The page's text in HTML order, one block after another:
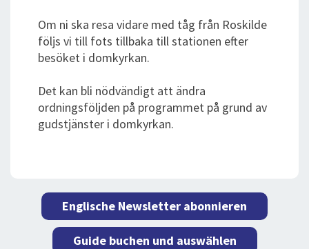
Om ni ska resa vidare med tåg från Roskilde
följs vi till fots tillbaka till stationen efter
besöket i domkyrkan.
Det kan bli nödvändigt att ändra
ordningsföljden på programmet på grund av
gudstjänster i domkyrkan.
Englische Newsletter abonnieren
Guide buchen und auswählen